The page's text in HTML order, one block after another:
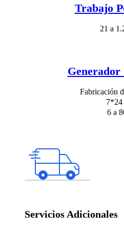
Trabajo
21 a
Fabricación
7*24
6 a
Servicios Adicionales